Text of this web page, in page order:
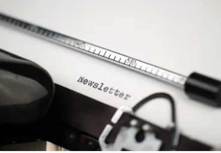
Zerspanbarkeit Einsatzgebiete Anwendungen mit hohen
Einsatztemperaturen und hohen mechanischen
Belastungen Elektroisolatoren Transport Dichtungen
Medizintechnik Luft- und Raumfahrt chemische
Verfahrenstechnik Komponenten für Dialysegeräte